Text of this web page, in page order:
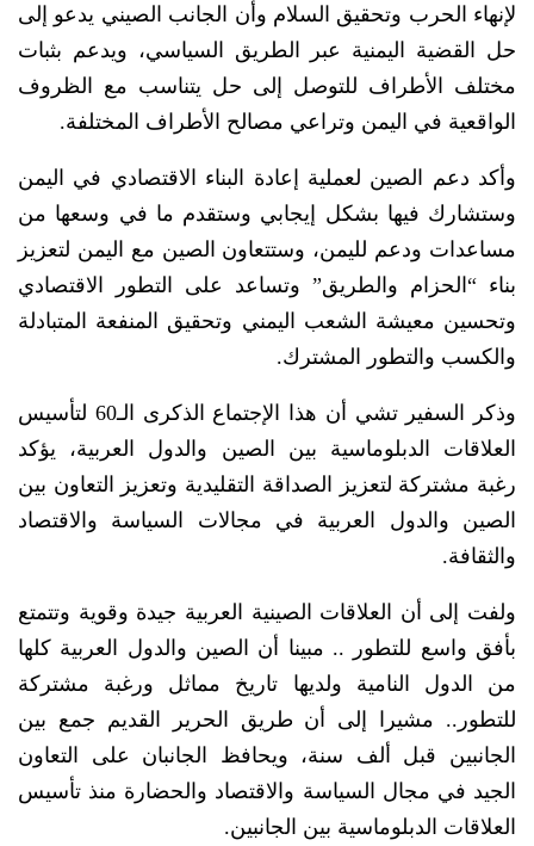
لإنهاء الحرب وتحقيق السلام وأن الجانب الصيني يدعو إلى
حل القضية اليمنية عبر الطريق السياسي، ويدعم بثبات
مختلف الأطراف للتوصل إلى حل يتناسب مع الظروف
الواقعية في اليمن وتراعي مصالح الأطراف المختلفة.
وأكد دعم الصين لعملية إعادة البناء الاقتصادي في اليمن
وستشارك فيها بشكل إيجابي وستقدم ما في وسعها من
مساعدات ودعم لليمن، وستتعاون الصين مع اليمن لتعزيز
بناء “الحزام والطريق” وتساعد على التطور الاقتصادي
وتحسين معيشة الشعب اليمني وتحقيق المنفعة المتبادلة
والكسب والتطور المشترك.
وذكر السفير تشي أن هذا الإجتماع الذكرى الـ60 لتأسيس
العلاقات الدبلوماسية بين الصين والدول العربية، يؤكد
رغبة مشتركة لتعزيز الصداقة التقليدية وتعزيز التعاون بين
الصين والدول العربية في مجالات السياسة والاقتصاد
والثقافة.
ولفت إلى أن العلاقات الصينية العربية جيدة وقوية وتتمتع
بأفق واسع للتطور .. مبينا أن الصين والدول العربية كلها
من الدول النامية ولديها تاريخ مماثل ورغبة مشتركة
للتطور.. مشيرا إلى أن طريق الحرير القديم جمع بين
الجانبين قبل ألف سنة، ويحافظ الجانبان على التعاون
الجيد في مجال السياسة والاقتصاد والحضارة منذ تأسيس
العلاقات الدبلوماسية بين الجانبين.